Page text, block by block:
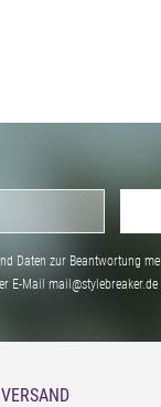
Daten zur Beantwortung
E-Mail